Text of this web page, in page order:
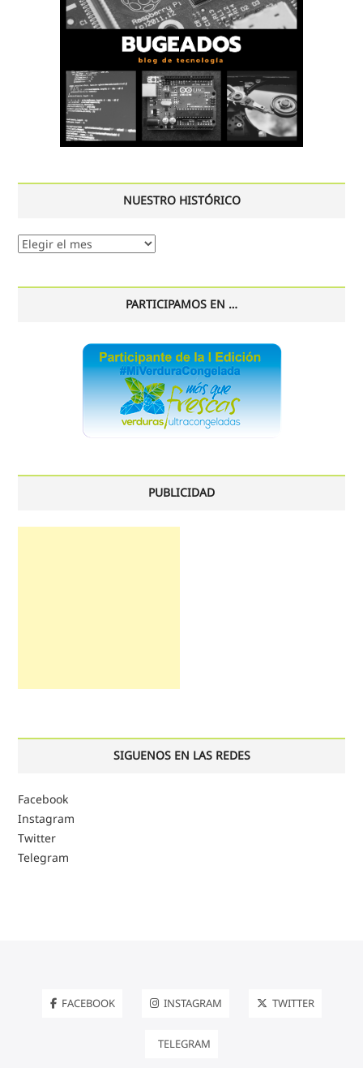
NUESTRO HISTÓRICO
Nuestro
PARTICIPAMOS EN …
PUBLICIDAD
SIGUENOS EN LAS REDES
Facebook
Instagram
Twitter
Telegram
FACEBOOK INSTAGRAM TWITTER
TELEGRAM